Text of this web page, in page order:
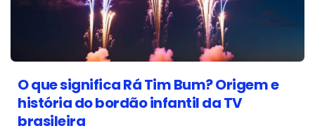
O que significa Rá Tim Bum? Origem e
história do bordão infantil da TV
brasileira